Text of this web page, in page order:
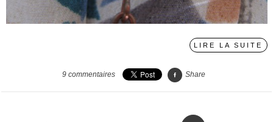
LIRE LA SUITE
9 commentaires Share